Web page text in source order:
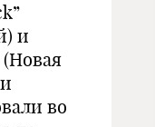
и
(Новая
во